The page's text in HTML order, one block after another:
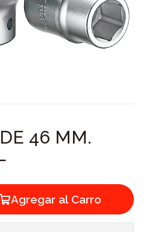
46 MM.
Agregar al Carro